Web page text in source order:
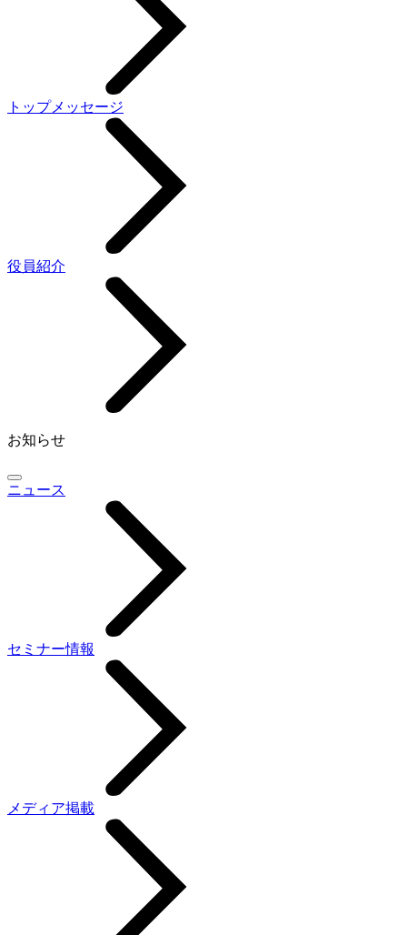
トップメッセージ
役員紹介
お知らせ
ニュース
セミナー情報
メディア掲載